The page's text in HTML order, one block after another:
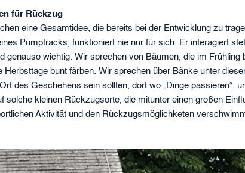
für Rückzug
eine Gesamtidee, die bereits bei der Entwicklung zu
Pumptracks, funktioniert nie nur für sich. Er interagiert
genauso wichtig. Wir sprechen von Bäumen, die im Frühling
bunt färben. Wir sprechen über Bänke unter
des Geschehens sein sollten, dort wo „Dinge passieren“,
solche kleinen Rückzugsorte, die mitunter einen großen
Aktivität und den Rückzugsmöglichketen